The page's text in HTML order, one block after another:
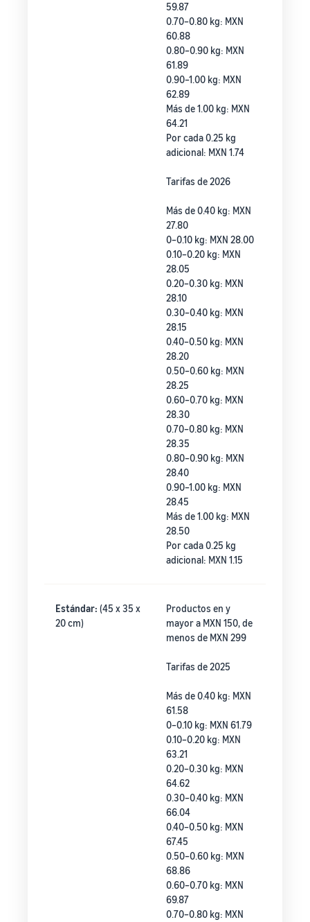
59.87
0.70–0.80 kg: MXN
60.88
0.80–0.90 kg: MXN
61.89
0.90–1.00 kg: MXN
62.89
Más de 1.00 kg: MXN
64.21
Por cada 0.25 kg
adicional: MXN 1.74
Tarifas de 2026
Más de 0.40 kg: MXN
27.80
0–0.10 kg: MXN 28.00
0.10–0.20 kg: MXN
28.05
0.20–0.30 kg: MXN
28.10
0.30–0.40 kg: MXN
28.15
0.40–0.50 kg: MXN
28.20
0.50–0.60 kg: MXN
28.25
0.60–0.70 kg: MXN
28.30
0.70–0.80 kg: MXN
28.35
0.80–0.90 kg: MXN
28.40
0.90–1.00 kg: MXN
28.45
Más de 1.00 kg: MXN
28.50
Por cada 0.25 kg
adicional: MXN 1.15
Estándar: (45 x 35 x
20 cm)
Productos en y
mayor a MXN 150, de
menos de MXN 299
Tarifas de 2025
Más de 0.40 kg: MXN
61.58
0–0.10 kg: MXN 61.79
0.10–0.20 kg: MXN
63.21
0.20–0.30 kg: MXN
64.62
0.30–0.40 kg: MXN
66.04
0.40–0.50 kg: MXN
67.45
0.50–0.60 kg: MXN
68.86
0.60–0.70 kg: MXN
69.87
0.70–0.80 kg: MXN